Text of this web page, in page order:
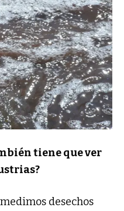
tiene que ver
desechos